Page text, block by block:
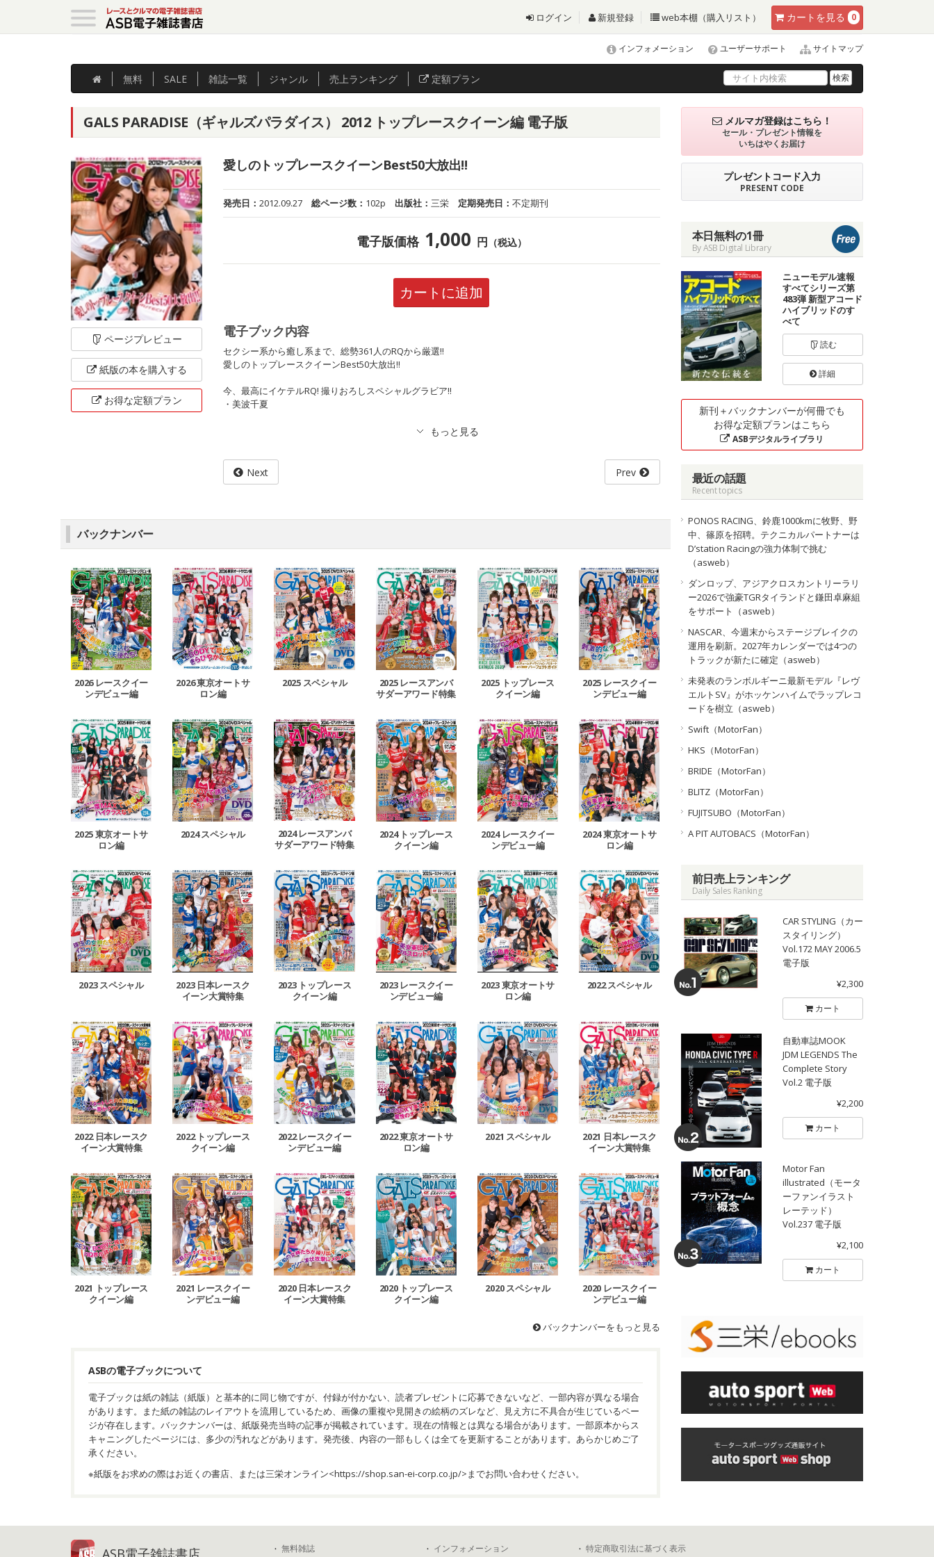
カート を見る 0
ログイン 新規登録 web本棚（購入リスト）
インフォメーション ユーザーサポート サイトマップ
無料 SALE 雑誌一覧 ジャンル 売上ランキング 定額プラン 検索
GALS PARADISE（ギャルズパラダイス） 2012 トップレースクイーン編 電子版
ページプレビュー
紙版の本を購入する
お得な定額プラン
愛しのトップレースクイーンBest50大放出!!
発売日：2012.09.27 総ページ数： 102p 出版社：三栄 定期発売日：不定期刊
電子版価格 1,000 円 （税込）
カートに追加
電子ブック内容
セクシー系から癒し系まで、総勢361人のRQから厳選!!
愛しのトップレースクイーンBest50大放出!!
今、最高にイケテルRQ! 撮りおろしスペシャルグラビア!!
・美波千夏
Next Prev
バックナンバー
2026 レースクイー
ンデビュー編
2026 東京オートサ
ロン編
2025 スペシャル
2025 レースアンバ
サダーアワード特集
2025 トップレース
クイーン編
2025 レースクイー
ンデビュー編
2025 東京オートサ
ロン編
2024 スペシャル
2024 レースアンバ
サダーアワード特集
2024 トップレース
クイーン編
2024 レースクイー
ンデビュー編
2024 東京オートサ
ロン編
2023 スペシャル
2023 日本レースク
イーン大賞特集
2023 トップレース
クイーン編
2023 レースクイー
ンデビュー編
2023 東京オートサ
ロン編
2022 スペシャル
2022 日本レースク
イーン大賞特集
2022 トップレース
クイーン編
2022 レースクイー
ンデビュー編
2022 東京オートサ
ロン編
2021 スペシャル
2021 日本レースク
イーン大賞特集
2021 トップレース
クイーン編
2021 レースクイー
ンデビュー編
2020 日本レースク
イーン大賞特集
2020 トップレース
クイーン編
2020 スペシャル
2020 レースクイー
ンデビュー編
バックナンバーをもっと見る
ASBの電子ブックについて
電子ブックは紙の雑誌（紙版）と基本的に同じ物ですが、付録が付かない、読者プレゼントに応募できないなど、一部内容が異なる場合
があります。また紙の雑誌のレイアウトを流用しているため、画像の重複や見開きの絵柄のズレなど、見え方に不具合が生じているペー
ジが存在します。バックナンバーは、紙版発売当時の記事が掲載されています。現在の情報とは異なる場合があります。一部原本からス
キャニングしたページには、多少の汚れなどがあります。発売後、内容の一部もしくは全てを更新することがあります。あらかじめご了
承ください。
※紙版をお求めの際はお近くの書店、または三栄オンライン<https://shop.san-ei-corp.co.jp/>までお問い合わせください。
メルマガ登録はこちら！
セール・プレゼント情報を
いちはやくお届け
プレゼントコード入力
PRESENT CODE
本日無料の1冊
By ASB Digital Library
ニューモデル速報
すべてシリーズ第
483弾 新型アコード
ハイブリッドのす
べて
読む
詳細
新刊＋バックナンバーが何冊でも
お得な定額プランはこちら
ASBデジタルライブラリ
最近の話題
Recent topics
PONOS RACING、鈴鹿1000kmに牧野、野
中、篠原を招聘。テクニカルパートナーは
D’station Racingの強力体制で挑む
（asweb）
ダンロップ、アジアクロスカントリーラリ
ー2026で強豪TGRタイランドと鎌田卓麻組
をサポート（asweb）
NASCAR、今週末からステージブレイクの
運用を刷新。2027年カレンダーでは4つの
トラックが新たに確定（asweb）
未発表のランボルギーニ最新モデル『レヴ
エルトSV』がホッケンハイムでラップレコ
ードを樹立（asweb）
Swift（MotorFan）
HKS（MotorFan）
BRIDE（MotorFan）
BLITZ（MotorFan）
FUJITSUBO（MotorFan）
A PIT AUTOBACS（MotorFan）
前日売上ランキング
Daily Sales Ranking
CAR STYLING（カー
スタイリング）
Vol.172 MAY 2006.5
電子版
¥2,300
カート
自動車誌MOOK
JDM LEGENDS The
Complete Story
Vol.2 電子版
¥2,200
カート
Motor Fan
illustrated（モータ
ーファンイラスト
レーテッド）
Vol.237 電子版
¥2,100
カート
ASB電子雑誌書店
無料雑誌
インフォメーション
特定商取引法に基づく表示